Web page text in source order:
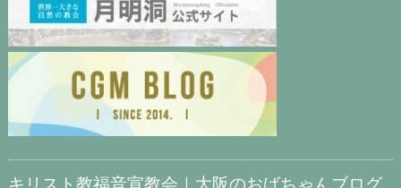
キリスト教福音宣教会｜大阪のおばちゃんブログ